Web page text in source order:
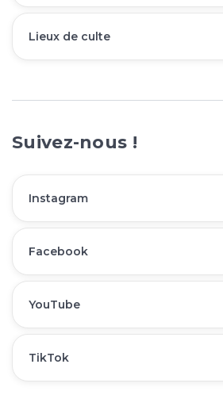
Lieux de culte
Suivez-nous !
Instagram
Facebook
YouTube
TikTok